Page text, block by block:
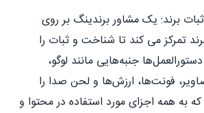
برند: یک مشاور برندینگ بر روی
تمرکز می کند تا شناخت و ثبات را
جنبه‌هایی مانند لوگو،
فونت‌ها، ارزش‌ها و لحن صدا را
همه اجزای مورد استفاده در محتوا و